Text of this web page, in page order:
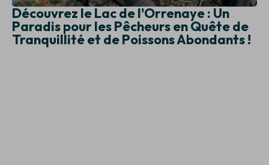
Découvrez le Lac de l'Orrenaye : Un
Paradis pour les Pêcheurs en Quête de
Tranquillité et de Poissons Abondants !